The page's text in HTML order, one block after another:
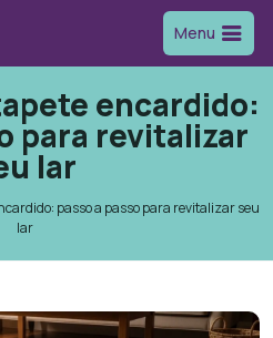
Menu
encardido:
para revitalizar
lar
passo a passo para revitalizar seu
lar